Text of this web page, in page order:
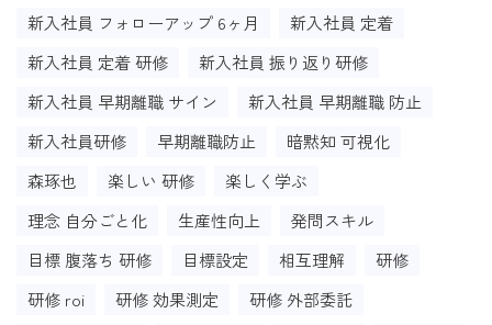
新入社員 フォローアップ 6ヶ月
新入社員 定着
新入社員 定着 研修
新入社員 振り返り研修
新入社員 早期離職 サイン
新入社員 早期離職 防止
新入社員研修
早期離職防止
暗黙知 可視化
森琢也
楽しい 研修
楽しく学ぶ
理念 自分ごと化
生産性向上
発問スキル
目標 腹落ち 研修
目標設定 相互理解
研修
研修 roi
研修 効果測定
研修 外部委託